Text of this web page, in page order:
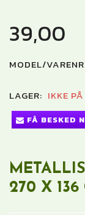
39,00
MODEL/
LAGER: IKKE
FÅ BESKED
270 X 136